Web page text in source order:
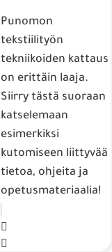
Punomon
tekstiilityön
tekniikoiden kattaus
on erittäin laaja.
Siirry tästä suoraan
katselemaan
esimerkiksi
kutomiseen liittyvää
tietoa, ohjeita ja
opetusmateriaalia!